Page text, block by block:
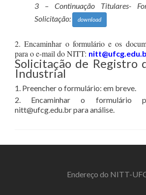
3 – Continuação Titulares-
Solicitação:
download
2. Encaminhar o formulário e os
para o e-mail do NITT:
Solicitação de Registro
Industrial
1. Preencher o formulário: em breve.
2. Encaminhar o formulário
nitt@ufcg.edu.br para análise.
Endereço do NITT-